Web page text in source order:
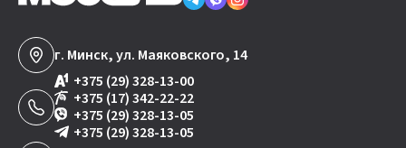
г. Минск, ул. Маяковского, 14
+375 (29) 328-13-00
+375 (17) 342-22-22
+375 (29) 328-13-05
+375 (29) 328-13-05